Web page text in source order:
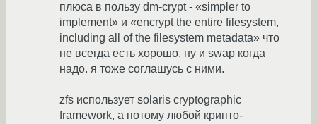
плюса в пользу dm-crypt - «simpler to
implement» и «encrypt the entire filesystem,
including all of the filesystem metadata» что
не всегда есть хорошо, ну и swap когда
надо. я тоже соглашусь с ними.
zfs использует solaris cryptographic
framework, а потому любой крипто-